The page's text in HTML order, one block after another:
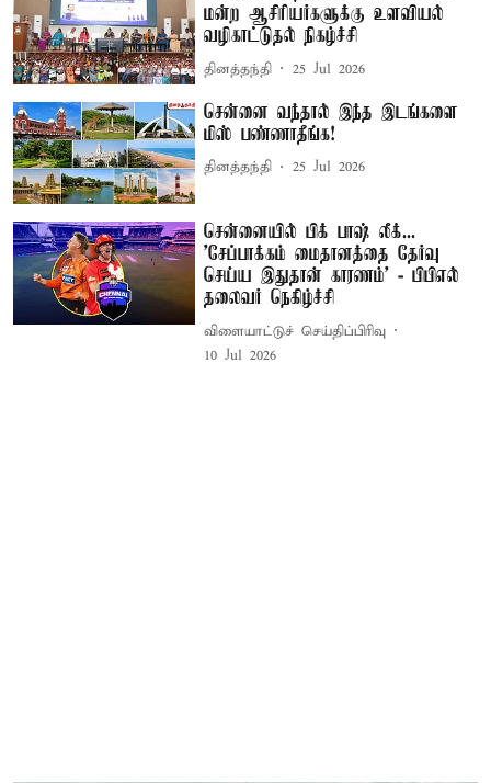
மன்ற ஆசிரியர்களுக்கு உளவியல்
வழிகாட்டுதல் நிகழ்ச்சி
தினத்தந்தி 25 Jul 2026
சென்னை வந்தால் இந்த இடங்களை
மிஸ் பண்ணாதீங்க!
தினத்தந்தி 25 Jul 2026
சென்னையில் பிக் பாஷ் லீக்...
’சேப்பாக்கம் மைதானத்தை தேர்வு
செய்ய இதுதான் காரணம்’ - பிபிஎல்
தலைவர் நெகிழ்ச்சி
விளையாட்டுச் செய்திப்பிரிவு
10 Jul 2026